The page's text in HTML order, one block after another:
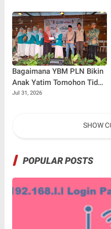
Bagaimana YBM PLN Bikin
Anak Yatim Tomohon Tidak
Tertinggal di Tahun Ajaran
Jul 31, 2026
SHOW
POPULAR POSTS